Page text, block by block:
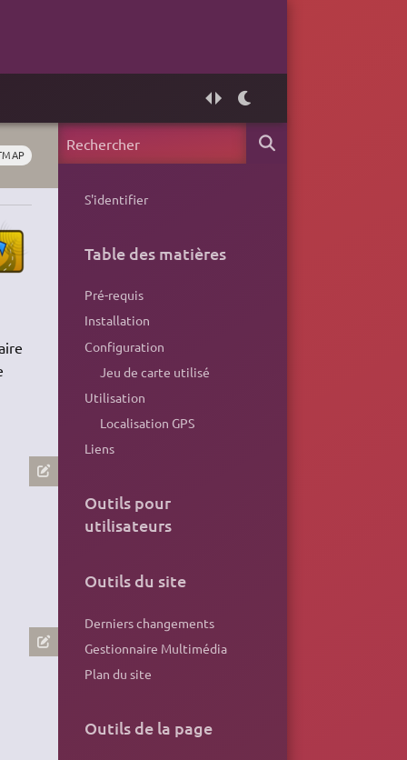
S'identifier
Table des matières
Pré-requis
Installation
Configuration
Jeu de carte utilisé
Utilisation
Localisation GPS
Liens
Outils pour
utilisateurs
Outils du site
Derniers changements
Gestionnaire Multimédia
Plan du site
Outils de la page